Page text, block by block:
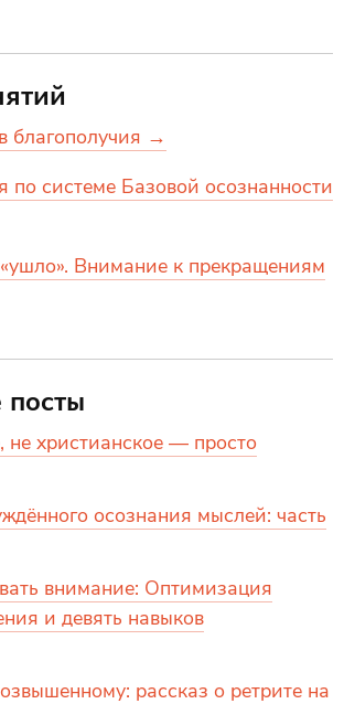
благополучия →
по системе Базовой осознанности
Внимание к прекращениям
не христианское — просто
осознания мыслей: часть
внимание: Оптимизация
и девять навыков
рассказ о ретрите на